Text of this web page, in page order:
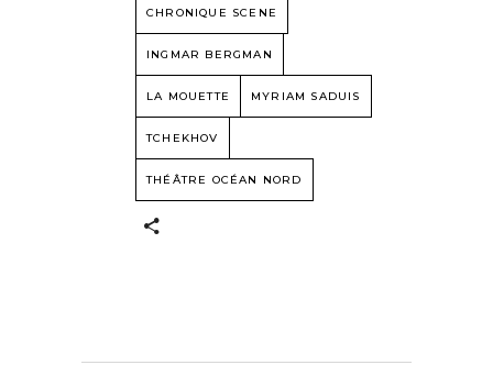
CHRONIQUE SCENE
INGMAR BERGMAN
LA MOUETTE MYRIAM SADUIS
TCHEKHOV
THÉÂTRE OCÉAN NORD